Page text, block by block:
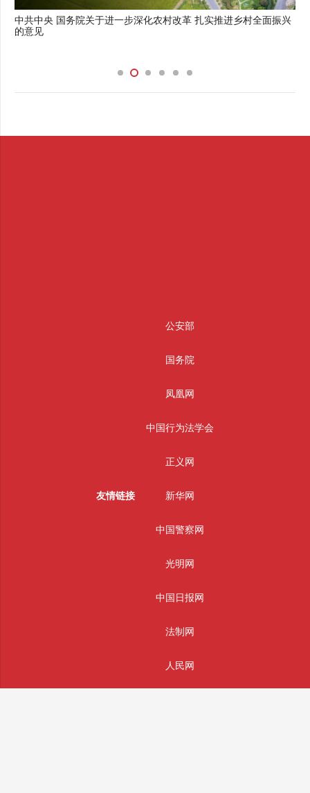
中共中央 国务院关于进一步深化农村改革 扎实推进乡村全面振兴
的意见
友情链接
公安部
国务院
凤凰网
中国行为法学会
正义网
新华网
中国警察网
光明网
中国日报网
法制网
人民网